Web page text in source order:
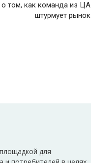
о том, как команда из ЦА
штурмует рынок
для